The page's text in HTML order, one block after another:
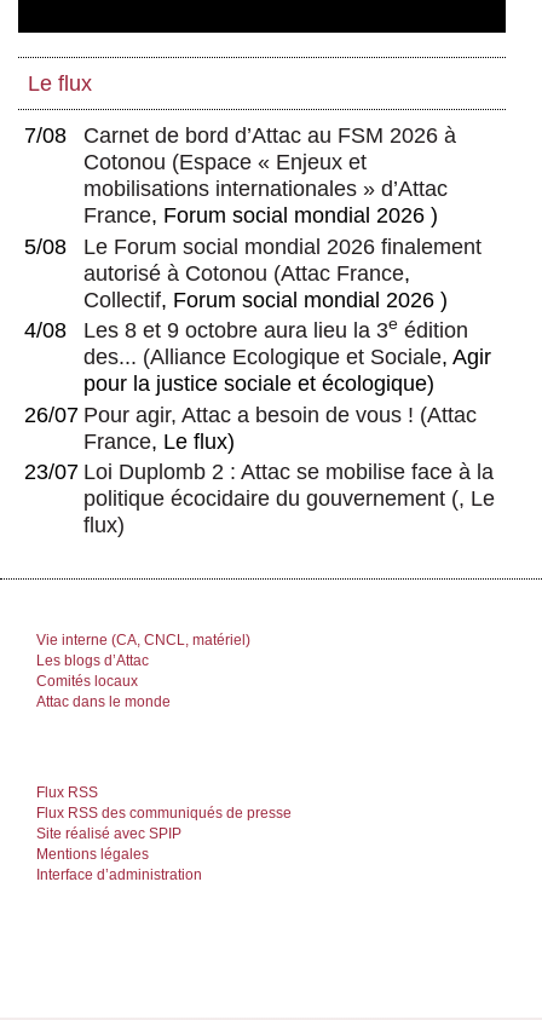
Le flux
7/08
Carnet de bord d’Attac au FSM 2026 à
Cotonou (Espace « Enjeux et
mobilisations internationales » d’Attac
France, Forum social mondial 2026 )
5/08
Le Forum social mondial 2026 finalement
autorisé à Cotonou (Attac France,
Collectif, Forum social mondial 2026 )
4/08
Les 8 et 9 octobre aura lieu la 3e édition
des... (Alliance Ecologique et Sociale, Agir
pour la justice sociale et écologique)
26/07 Pour agir, Attac a besoin de vous ! (Attac
France, Le flux)
23/07 Loi Duplomb 2 : Attac se mobilise face à la
politique écocidaire du gouvernement (, Le
flux)
Vie interne (CA, CNCL, matériel)
Les blogs d’Attac
Comités locaux
Attac dans le monde
Flux RSS
Flux RSS des communiqués de presse
Site réalisé avec SPIP
Mentions légales
Interface d’administration